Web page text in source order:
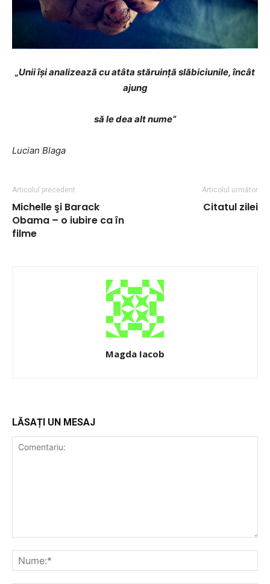
„Unii îşi analizează cu atâta stăruinţă slăbiciunile, încât
ajung
să le dea alt nume”
Lucian Blaga
Articolul precedent
Michelle şi Barack
Obama – o iubire ca în
filme
Articolul următor
Citatul zilei
Magda Iacob
LĂSAȚI UN MESAJ